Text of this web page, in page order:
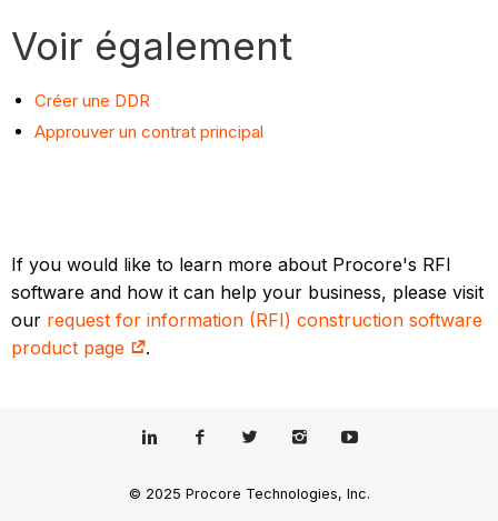
Voir également
Créer une DDR
Approuver un contrat principal
If you would like to learn more about Procore's RFI
software and how it can help your business, please visit
our request for information (RFI) construction software
product page
.
© 2025 Procore Technologies, Inc.